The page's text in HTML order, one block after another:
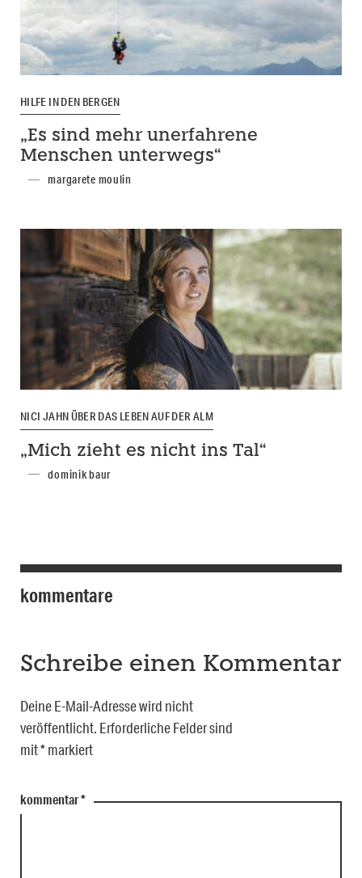
HILFE IN DEN BERGEN
„Es sind mehr unerfahrene
Menschen unterwegs“
margarete moulin
NICI JAHN ÜBER DAS LEBEN AUF DER ALM
„Mich zieht es nicht ins Tal“
dominik baur
kommentare
Schreibe einen Kommentar
Deine E-Mail-Adresse wird nicht
veröffentlicht. Erforderliche Felder sind
mit*markiert
kommentar*